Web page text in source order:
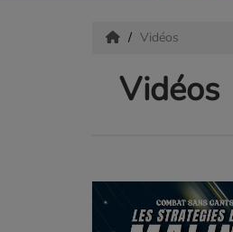
Vidéos
Vidéos